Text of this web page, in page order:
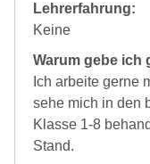
Lehrerfahrung:
Keine
Warum gebe ich
Ich arbeite gerne
sehe mich in den
Klasse 1-8
Stand.